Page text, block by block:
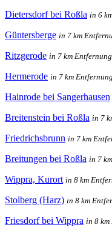
Dietersdorf bei Roßla in 6
Güntersberge in 7 km
Ritzgerode in 7 km Entfernung
Hermerode in 7 km Entfernung
Hainrode bei Sangerhausen
Breitenstein bei Roßla in 7
Friedrichsbrunn in 7 km
Breitungen bei Roßla in 7
Wippra, Kurort in 8 km
Stolberg (Harz) in 8 km
Friesdorf bei Wippra in 8